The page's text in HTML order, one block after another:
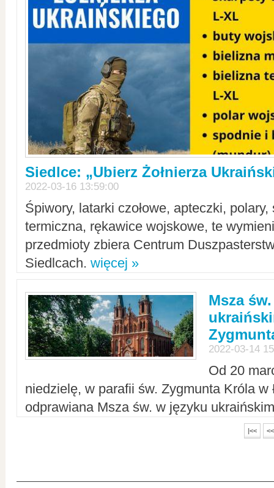
Siedlce: „Ubierz Żołnierza
2022-03-16 13:59:00
Śpiwory, latarki czołowe, apteczki,
termiczna, rękawice wojskowe, te
przedmioty zbiera Centrum
Siedlcach. więcej »
Msza
2022-03-14
Od 20
niedzielę, w parafii św. Zygmunta Króla w
odprawiana Msza św. w języku
|<< <<